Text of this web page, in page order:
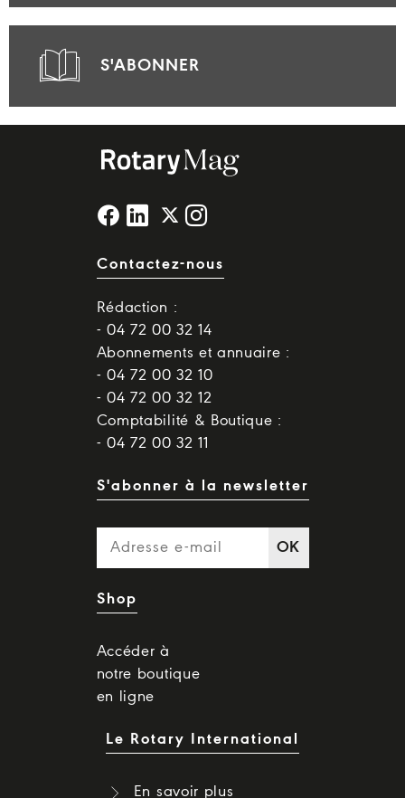
S'ABONNER
Contactez-nous
Rédaction :
- 04 72 00 32 14
Abonnements et annuaire :
- 04 72 00 32 10
- 04 72 00 32 12
Comptabilité & Boutique :
- 04 72 00 32 11
S'abonner à la newsletter
OK
Shop
Accéder à
notre boutique
en ligne
Le Rotary International
En savoir plus